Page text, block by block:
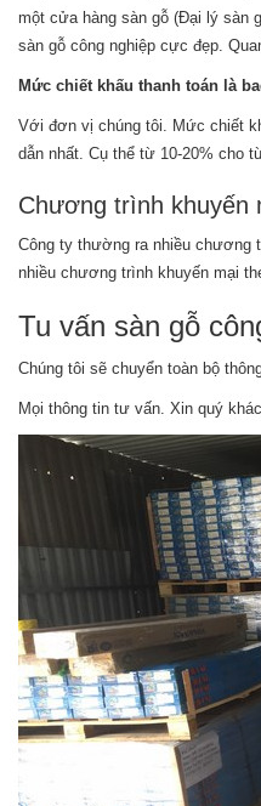
một cửa hàng sàn gỗ (Đại lý sàn
sàn gỗ công nghiệp cực đẹp.
Mức chiết khấu thanh toán là
Với đơn vị chúng tôi. Mức chiết
dẫn nhất. Cụ thể từ 10-20% cho
Chương trình khuyến
Công ty thường ra nhiều chương
nhiều chương trình khuyến mại
Tu vấn sàn gỗ
Chúng tôi sẽ chuyển toàn bộ
Mọi thông tin tư vấn. Xin quý